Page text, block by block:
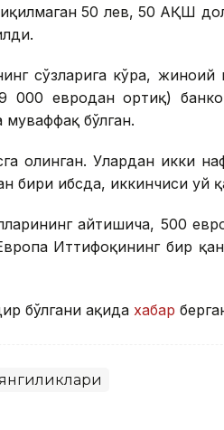
50 лев, 50 АҚШ
сўзларига кўра, жиноий
евродан ортиқ)
бўлган.
олинган. Улардан икки
бири ҳибсда, иккинчиси уй
айтишича, 500
Иттифоқининг бир
бўлгани ҳақида хабар